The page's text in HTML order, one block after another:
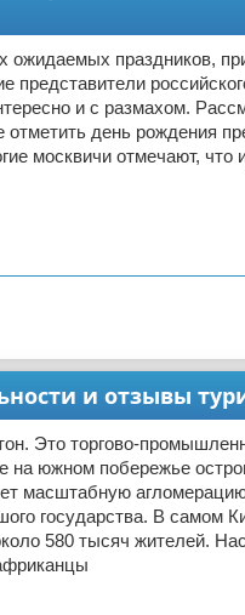
праздников,
представители
и с размахом.
отметить день рождения
москвичи отмечают,
и отзывы
Это торгово-
на южном побережье
масштабную
государства. В самом
580 тысяч жителей.